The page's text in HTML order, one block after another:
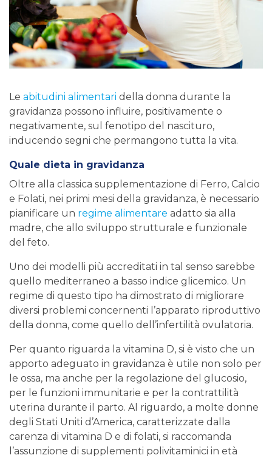
Le abitudini alimentari della donna durante la
gravidanza possono influire, positivamente o
negativamente, sul fenotipo del nascituro,
inducendo segni che permangono tutta la vita.
Quale dieta in gravidanza
Oltre alla classica supplementazione di Ferro, Calcio
e Folati, nei primi mesi della gravidanza, è necessario
pianificare un regime alimentare adatto sia alla
madre, che allo sviluppo strutturale e funzionale
del feto.
Uno dei modelli più accreditati in tal senso sarebbe
quello mediterraneo a basso indice glicemico. Un
regime di questo tipo ha dimostrato di migliorare
diversi problemi concernenti l’apparato riproduttivo
della donna, come quello dell’infertilità ovulatoria.
Per quanto riguarda la vitamina D, si è visto che un
apporto adeguato in gravidanza è utile non solo per
le ossa, ma anche per la regolazione del glucosio,
per le funzioni immunitarie e per la contrattilità
uterina durante il parto. Al riguardo, a molte donne
degli Stati Uniti d’America, caratterizzate dalla
carenza di vitamina D e di folati, si raccomanda
l’assunzione di supplementi polivitaminici in età